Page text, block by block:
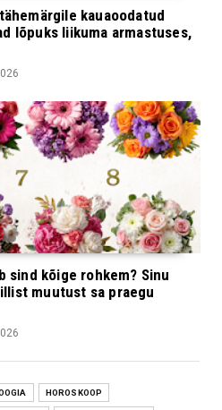
kauaoodatud
lõpuks liikuma armastuses,
sind kõige rohkem? Sinu
muutust sa praegu
HOROSKOOP